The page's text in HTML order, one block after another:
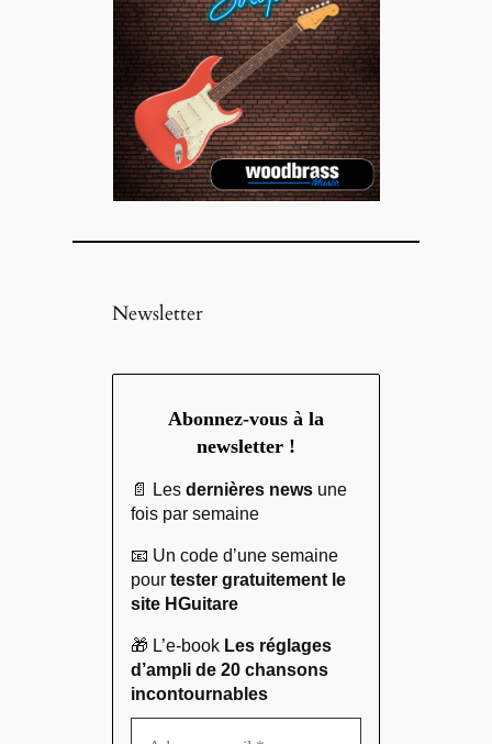
Newsletter
Abonnez-vous à la
newsletter !
📄 Lesdernières news une
fois par semaine
📧 Un code d’une semaine
pourtester gratuitement le
site HGuitare
🎁 L’e-book Les réglages
d’ampli de 20 chansons
incontournables